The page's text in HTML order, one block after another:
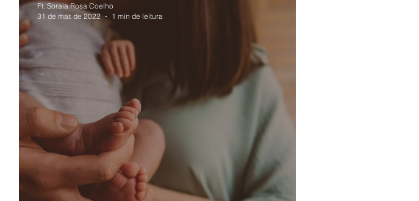
Ft. Soraia Rosa Coelho
31 de mar. de 2022
1 min de leitura